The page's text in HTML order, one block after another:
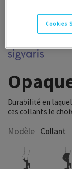
Durabilité en
ces collants le
Modèle Collant
Cookies